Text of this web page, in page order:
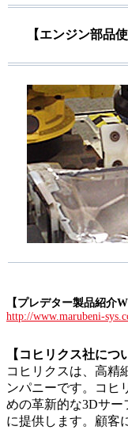
【エンジン部品使
【プレデター製品紹介
http://www.marubeni-
【コヒリクス社につ
コヒリクスは、高精
ンパニーです。コヒ
めの革新的な3Dサ
に提供します。顧客